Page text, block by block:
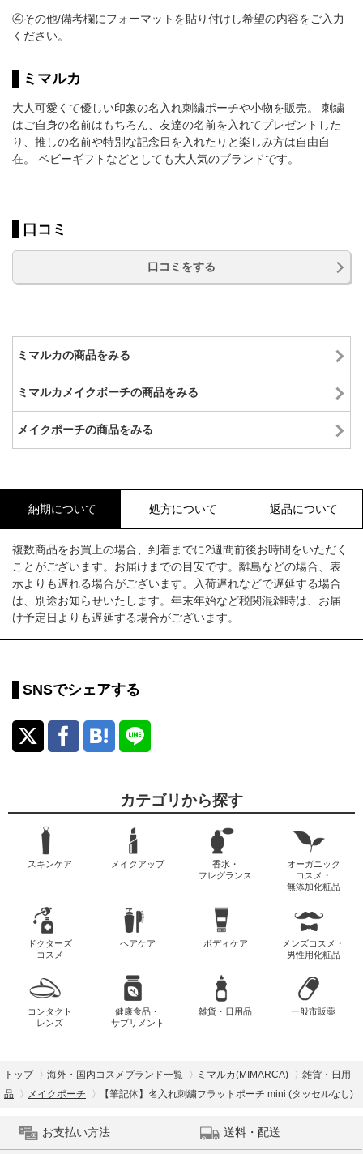
④その他/備考欄にフォーマットを貼り付けし希望の内容をご入力
ください。
ミマルカ
大人可愛くて優しい印象の名入れ刺繍ポーチや小物を販売。 刺繍
はご自身の名前はもちろん、友達の名前を入れてプレゼントした
り、推しの名前や特別な記念日を入れたりと楽しみ方は自由自
在。 ベビーギフトなどとしても大人気のブランドです。
口コミ
口コミをする
ミマルカの商品をみる
ミマルカメイクポーチの商品をみる
メイクポーチの商品をみる
納期について 処方について 返品について
複数商品をお買上の場合、到着までに2週間前後お時間をいただく
ことがございます。お届けまでの目安です。離島などの場合、表
示よりも遅れる場合がございます。入荷遅れなどで遅延する場合
は、別途お知らせいたします。年末年始など税関混雑時は、お届
け予定日よりも遅延する場合がございます。
SNSでシェアする
カテゴリから探す
スキンケア メイクアップ
香水・
フレグランス
オーガニック
コスメ・
無添加化粧品
ドクターズ
コスメ
ヘアケア ボディケア
メンズコスメ・
男性用化粧品
コンタクト
レンズ
健康食品・
サプリメント
雑貨・日用品 一般市販薬
トップ 海外・国内コスメブランド一覧 ミマルカ(MIMARCA)
雑貨・日用
品
メイクポーチ 【筆記体】名入れ刺繍フラットポーチ mini (タッセルなし)
お支払い方法 送料・配送